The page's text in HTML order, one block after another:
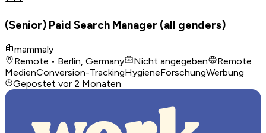
(Senior) Paid Search Manager (all genders)
mammaly
Remote • Berlin, Germany
Nicht angegeben
Remote
MedienConversion-TrackingHygieneForschungWerbung
Gepostet vor 2 Monaten